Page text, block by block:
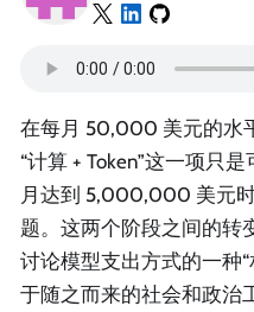
在每月 50,000 美元的水
“计算 + Token”这一项只
月达到 5,000,000 美元
题。这两个阶段之间的
讨论模型支出方式的一种
于随之而来的社会和政治